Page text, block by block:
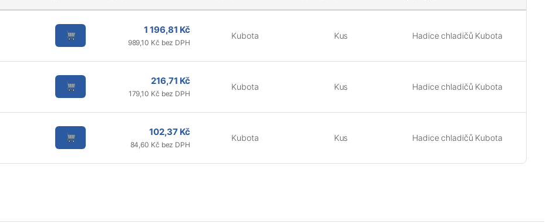
1 196,81 Kč
989,10 Kč bez DPH
Kubota Kus Hadice chladičů Kubota
216,71 Kč
179,10 Kč bez DPH
Kubota Kus Hadice chladičů Kubota
102,37 Kč
84,60 Kč bez DPH
Kubota Kus Hadice chladičů Kubota